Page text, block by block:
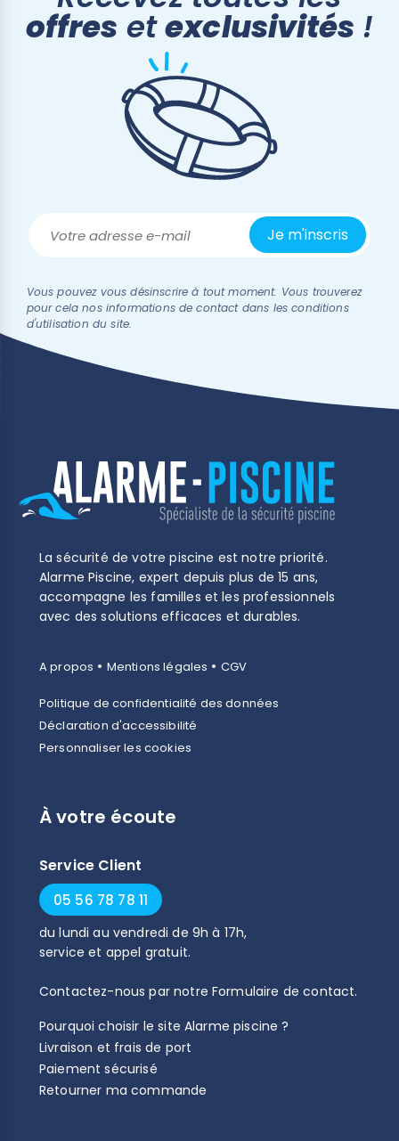
offres etexclusivités !
Vous pouvez vous désinscrire à tout moment. Vous trouverez
pour cela nos informations de contact dans les conditions
d'utilisation du site.
La sécurité de votre piscine est notre priorité.
Alarme Piscine, expert depuis plus de 15 ans,
accompagne les familles et les professionnels
avec des solutions efficaces et durables.
A propos • Mentions légales • CGV
Politique de confidentialité des données
Déclaration d'accessibilité
Personnaliser les cookies
À votre écoute
Service Client
05 56 78 78 11
dulundi au vendredi de 9h à 17h,
service et appel gratuit.
Contactez-nous par notre Formulaire de contact.
Pourquoi choisir le site Alarme piscine ?
Livraison et frais de port
Paiement sécurisé
Retourner ma commande